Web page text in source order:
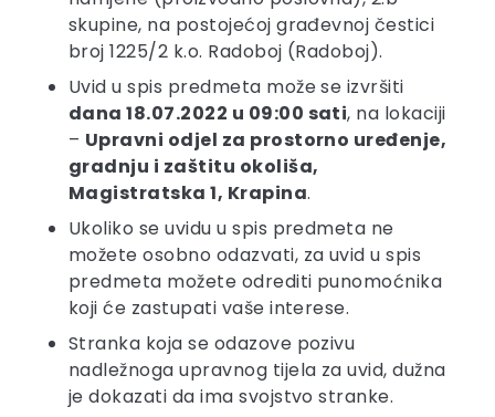
skupine, na postojećoj građevnoj čestici
broj 1225/2 k.o. Radoboj (Radoboj).
Uvid u spis predmeta može se izvršiti
dana 18.07.2022 u 09:00 sati, na lokaciji
– Upravni odjel za prostorno uređenje,
gradnju i zaštitu okoliša,
Magistratska 1, Krapina.
Ukoliko se uvidu u spis predmeta ne
možete osobno odazvati, za uvid u spis
predmeta možete odrediti punomoćnika
koji će zastupati vaše interese.
Stranka koja se odazove pozivu
nadležnoga upravnog tijela za uvid, dužna
je dokazati da ima svojstvo stranke.